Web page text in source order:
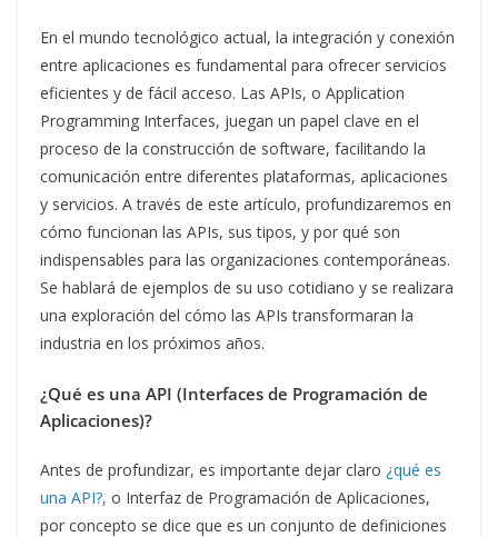
En el mundo tecnológico actual, la integración y conexión
entre aplicaciones es fundamental para ofrecer servicios
eficientes y de fácil acceso. Las APIs, o Application
Programming Interfaces, juegan un papel clave en el
proceso de la construcción de software, facilitando la
comunicación entre diferentes plataformas, aplicaciones
y servicios. A través de este artículo, profundizaremos en
cómo funcionan las APIs, sus tipos, y por qué son
indispensables para las organizaciones contemporáneas.
Se hablará de ejemplos de su uso cotidiano y se realizara
una exploración del cómo las APIs transformaran la
industria en los próximos años.
¿Qué es una API (Interfaces de Programación de
Aplicaciones)?
Antes de profundizar, es importante dejar claro ¿qué es
una API?, o Interfaz de Programación de Aplicaciones,
por concepto se dice que es un conjunto de definiciones